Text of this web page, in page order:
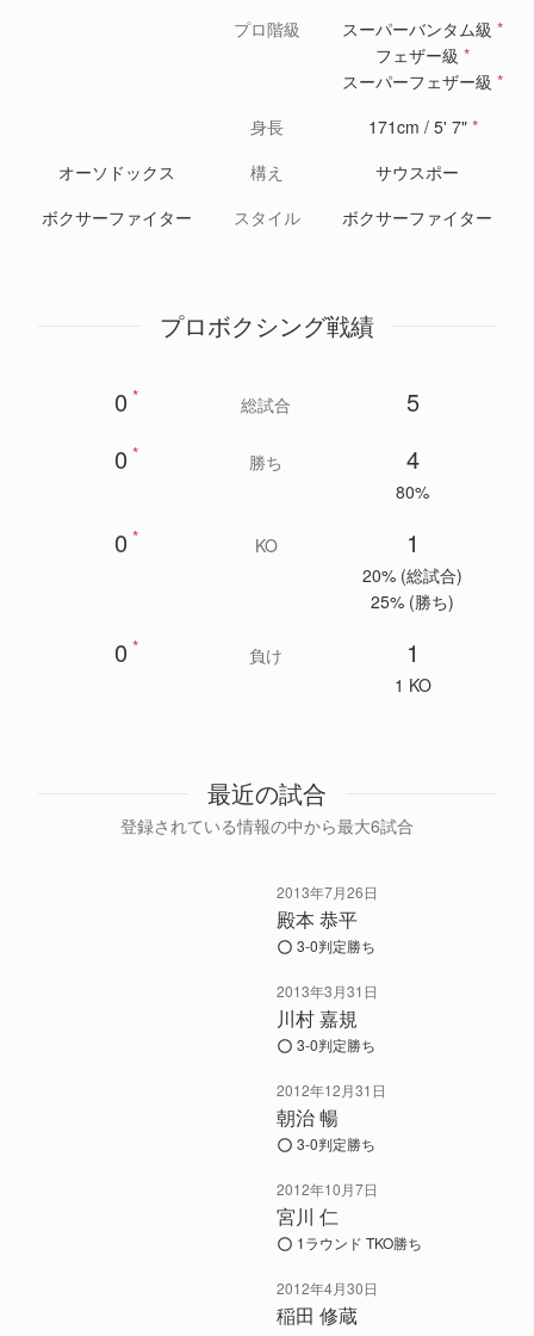
プロ階級 スーパーバンタム級 *
フェザー級 *
スーパーフェザー級 *
身長
171cm / 5' 7" *
オーソドックス
構え
サウスポー
ボクサーファイター
スタイル ボクサーファイター
プロボクシング戦績
0 * 総試合
5
0 * 勝ち 4
80%
0 * KO 1
20% (総試合)
25% (勝ち)
0 * 負け 1
1 KO
最近の試合
登録されている情報の中から最大6試合
2013年7月26日
殿本 恭平
3-0判定勝ち
2013年3月31日
川村 嘉規
3-0判定勝ち
2012年12月31日
朝治 暢
3-0判定勝ち
2012年10月7日
宮川 仁
1ラウンド TKO勝ち
2012年4月30日
稲田 修蔵